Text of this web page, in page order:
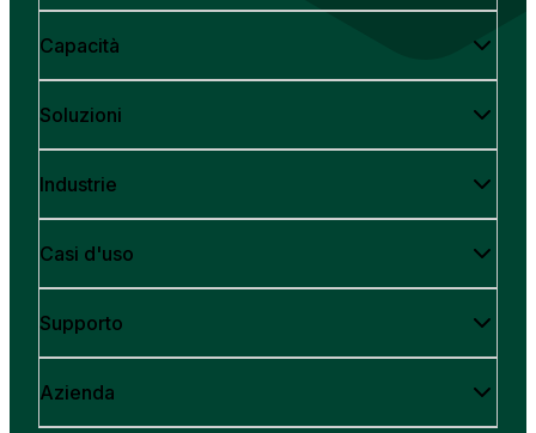
Capacità
Soluzioni
Industrie
Casi d'uso
Supporto
Azienda